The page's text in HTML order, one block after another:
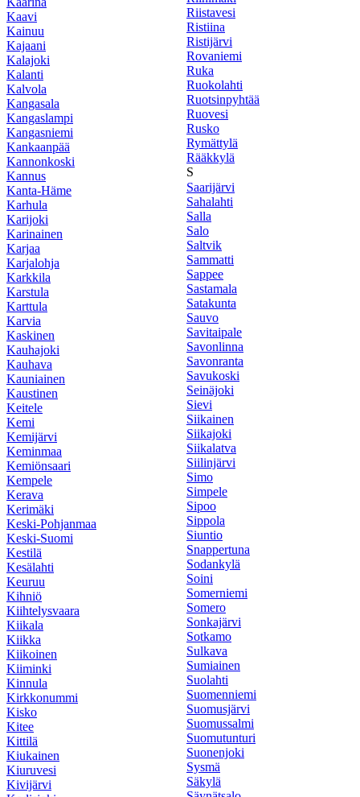
Kaavi
Kainuu
Kajaani
Kalajoki
Kalanti
Kalvola
Kangasala
Kangaslampi
Kangasniemi
Kankaanpää
Kannonkoski
Kannus
Kanta-Häme
Karhula
Karijoki
Karinainen
Karjaa
Karjalohja
Karkkila
Karstula
Karttula
Karvia
Kaskinen
Kauhajoki
Kauhava
Kauniainen
Kaustinen
Keitele
Kemi
Kemijärvi
Keminmaa
Kemiönsaari
Kempele
Kerava
Kerimäki
Keski-Pohjanmaa
Keski-Suomi
Kestilä
Kesälahti
Keuruu
Kihniö
Kiihtelysvaara
Kiikala
Kiikka
Kiikoinen
Kiiminki
Kinnula
Kirkkonummi
Kisko
Kitee
Kittilä
Kiukainen
Kiuruvesi
Kivijärvi
Riistavesi
Ristiina
Ristijärvi
Rovaniemi
Ruka
Ruokolahti
Ruotsinpyhtää
Ruovesi
Rusko
Rymättylä
Rääkkylä
S
Saarijärvi
Sahalahti
Salla
Salo
Saltvik
Sammatti
Sappee
Sastamala
Satakunta
Sauvo
Savitaipale
Savonlinna
Savonranta
Savukoski
Seinäjoki
Sievi
Siikainen
Siikajoki
Siikalatva
Siilinjärvi
Simo
Simpele
Sipoo
Sippola
Siuntio
Snappertuna
Sodankylä
Soini
Somerniemi
Somero
Sonkajärvi
Sotkamo
Sulkava
Sumiainen
Suolahti
Suomenniemi
Suomusjärvi
Suomussalmi
Suomutunturi
Suonenjoki
Sysmä
Säkylä